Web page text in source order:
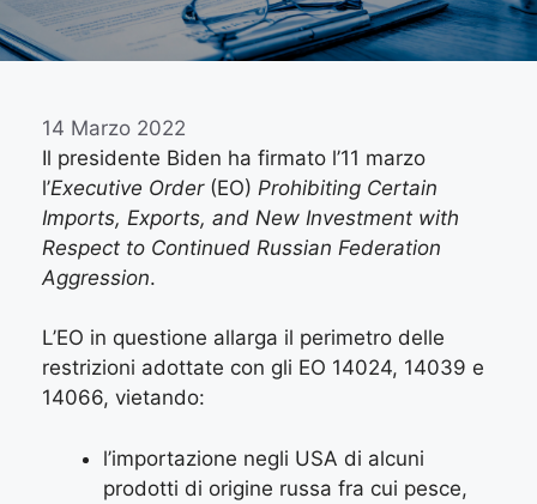
14 Marzo 2022
Il presidente Biden ha firmato l’11 marzo
l’Executive Order (EO) Prohibiting Certain
Imports, Exports, and New Investment with
Respect to Continued Russian Federation
Aggression.
L’EO in questione allarga il perimetro delle
restrizioni adottate con gli EO 14024, 14039 e
14066, vietando:
l’importazione negli USA di alcuni
prodotti di origine russa fra cui pesce,